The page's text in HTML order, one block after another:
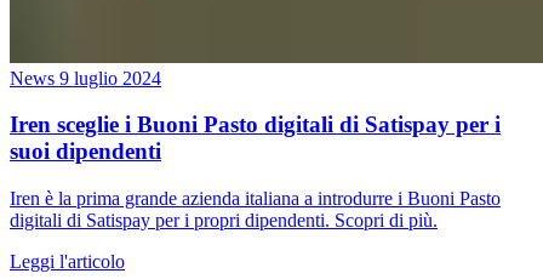
News 9 luglio 2024
Iren sceglie i Buoni Pasto digitali di Satispay per i
suoi dipendenti
Iren è la prima grande azienda italiana a introdurre i Buoni Pasto
digitali di Satispay per i propri dipendenti. Scopri di più.
Leggi l'articolo